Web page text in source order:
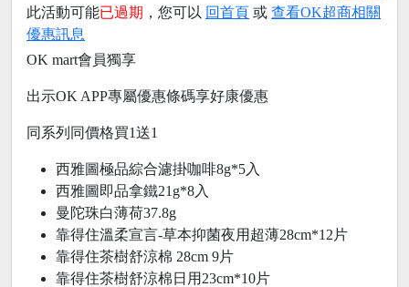
此活動可能已過期 ，您可以 回首頁 或 查看OK超商相關
優惠訊息
OK mart會員獨享
出示OK APP專屬優惠條碼享好康優惠
同系列同價格買1送1
西雅圖極品綜合濾掛咖啡8g*5入
西雅圖即品拿鐵21g*8入
曼陀珠白薄荷37.8g
靠得住溫柔宣言-草本抑菌夜用超薄28cm*12片
靠得住茶樹舒涼棉 28cm 9片
靠得住茶樹舒涼棉日用23cm*10片